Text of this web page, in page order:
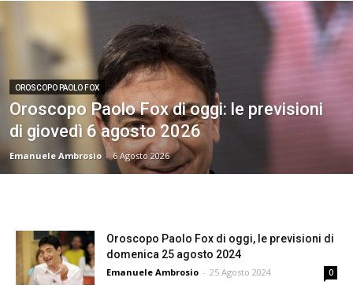
OROSCOPO PAOLO FOX
Oroscopo Paolo Fox di oggi: le previsioni
di giovedì 6 agosto 2026
Emanuele Ambrosio - 6 Agosto 2026
Oroscopo Paolo Fox di oggi, le previsioni di
domenica 25 agosto 2024
Emanuele Ambrosio - 25 Agosto 2024 0